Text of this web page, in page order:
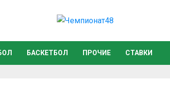
БАСКЕТБОЛ ПРОЧИЕ СТАВКИ